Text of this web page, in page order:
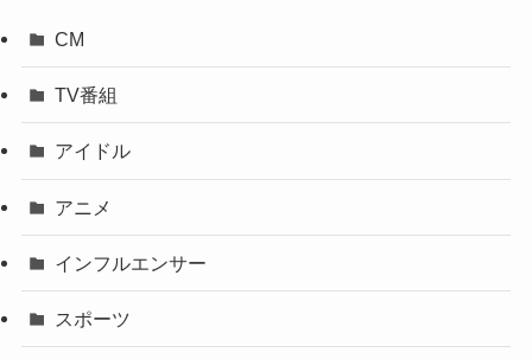
CM
TV番組
アイドル
アニメ
インフルエンサー
スポーツ